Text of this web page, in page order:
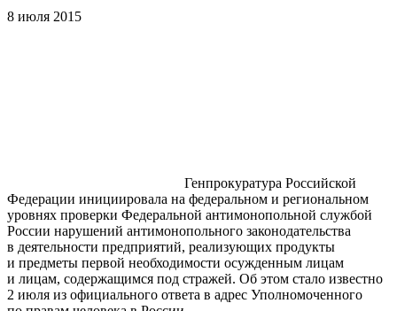
8 июля 2015
Генпрокуратура Российской
Федерации инициировала на федеральном и региональном
уровнях проверки Федеральной антимонопольной службой
России нарушений антимонопольного законодательства
в деятельности предприятий, реализующих продукты
и предметы первой необходимости осужденным лицам
и лицам, содержащимся под стражей. Об этом стало известно
2 июля из официального ответа в адрес Уполномоченного